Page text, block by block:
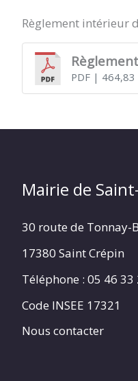
Règlement intérieur
PDF| 464,83
Mairie de
30 route de Tonnay-
17380 Saint Crépin
Téléphone : 05 46 33
Code INSEE 17321
Nous contacter